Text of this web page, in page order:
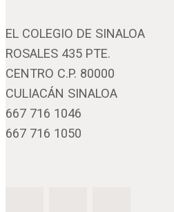
EL COLEGIO DE SINALOA
ROSALES 435 PTE.
CENTRO C.P. 80000
CULIACÁN SINALOA
667 716 1046
667 716 1050